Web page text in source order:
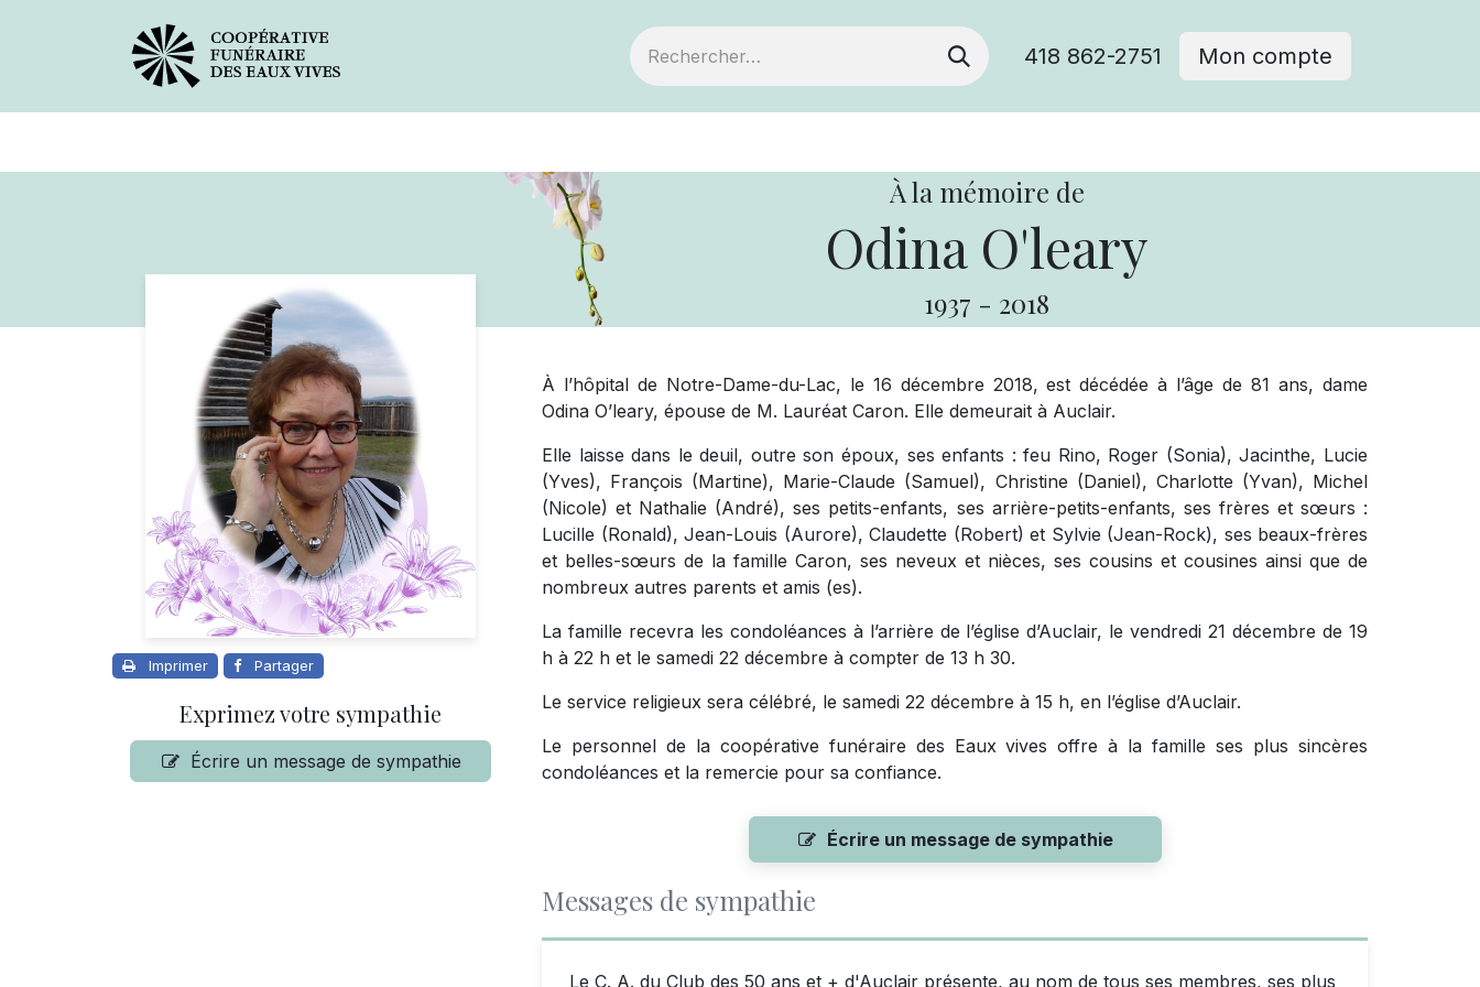
418 862-2751 Mon compte
À la mémoire de
Odina O'leary
1937 - 2018
Imprimer Partager
Exprimez votre sympathie
Écrire un message de sympathie
À l’hôpital de Notre-Dame-du-Lac, le 16 décembre 2018, est décédée à l’âge de 81 ans, dame
Odina O’leary, épouse de M. Lauréat Caron. Elle demeurait à Auclair.
Elle laisse dans le deuil, outre son époux, ses enfants : feu Rino, Roger (Sonia), Jacinthe, Lucie
(Yves), François (Martine), Marie-Claude (Samuel), Christine (Daniel), Charlotte (Yvan), Michel
(Nicole) et Nathalie (André), ses petits-enfants, ses arrière-petits-enfants, ses frères et sœurs :
Lucille (Ronald), Jean-Louis (Aurore), Claudette (Robert) et Sylvie (Jean-Rock), ses beaux-frères
et belles-sœurs de la famille Caron, ses neveux et nièces, ses cousins et cousines ainsi que de
nombreux autres parents et amis (es).
La famille recevra les condoléances à l’arrière de l’église d’Auclair, le vendredi 21 décembre de 19
h à 22 h et le samedi 22 décembre à compter de 13 h 30.
Le service religieux sera célébré, le samedi 22 décembre à 15 h, en l’église d’Auclair.
Le personnel de la coopérative funéraire des Eaux vives offre à la famille ses plus sincères
condoléances et la remercie pour sa confiance.
Écrire un message de sympathie
Messages de sympathie
Le C. A. du Club des 50 ans et + d'Auclair présente, au nom de tous ses membres, ses plus